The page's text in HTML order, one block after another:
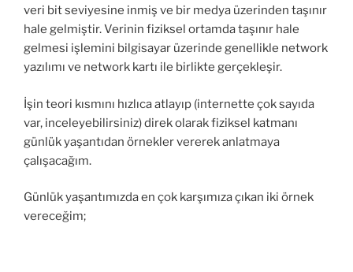
veri bit seviyesine inmiş ve bir medya üzerinden taşınır
hale gelmiştir. Verinin fiziksel ortamda taşınır hale
gelmesi işlemini bilgisayar üzerinde genellikle network
yazılımı ve network kartı ile birlikte gerçekleşir.
İşin teori kısmını hızlıca atlayıp (internette çok sayıda
var, inceleyebilirsiniz) direk olarak fiziksel katmanı
günlük yaşantıdan örnekler vererek anlatmaya
çalışacağım.
Günlük yaşantımızda en çok karşımıza çıkan iki örnek
vereceğim;